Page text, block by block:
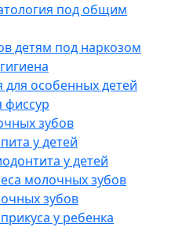
под общим
детям под наркозом
для особенных детей
фиссур
зубов
у детей
у детей
молочных зубов
зубов
у ребенка